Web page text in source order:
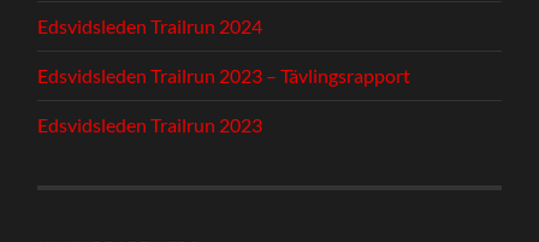
Edsvidsleden Trailrun 2024
Edsvidsleden Trailrun 2023 – Tävlingsrapport
Edsvidsleden Trailrun 2023